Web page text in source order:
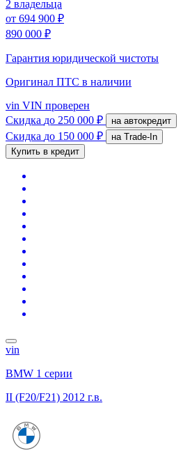
2 владельца
от 694 900 ₽
890 000 ₽
Гарантия юридической чистоты
Оригинал ПТС в наличии
vin VIN проверен
Скидка до 250 000 ₽ на автокредит
Скидка до 150 000 ₽
на Trade-In
Купить в кредит
vin
BMW 1 серии
II (F20/F21) 2012 г.в.